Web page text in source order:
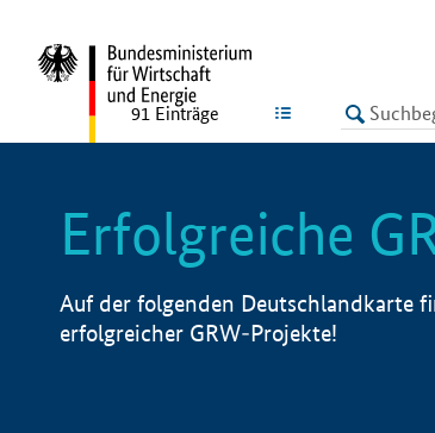
LISTE
91 Einträge
Erfolgreiche
Auf der folgenden Deutschlandkarte
erfolgreicher GRW-Projekte!